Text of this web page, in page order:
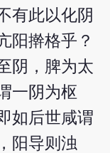
有此以化阴
阳擀格乎？
阴，脾为太
一阴为枢
如后世咸谓
阳导则浊